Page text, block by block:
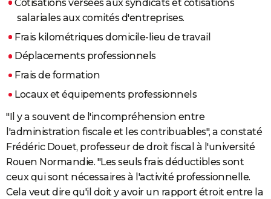
Cotisations versées aux syndicats et cotisations
salariales aux comités d'entreprises.
Frais kilométriques domicile-lieu de travail
Déplacements professionnels
Frais de formation
Locaux et équipements professionnels
"Il y a souvent de l'incompréhension entre
l'administration fiscale et les contribuables", a constaté
Frédéric Douet, professeur de droit fiscal à l'université
Rouen Normandie. "Les seuls frais déductibles sont
ceux qui sont nécessaires à l'activité professionnelle.
Cela veut dire qu'il doit y avoir un rapport étroit entre la